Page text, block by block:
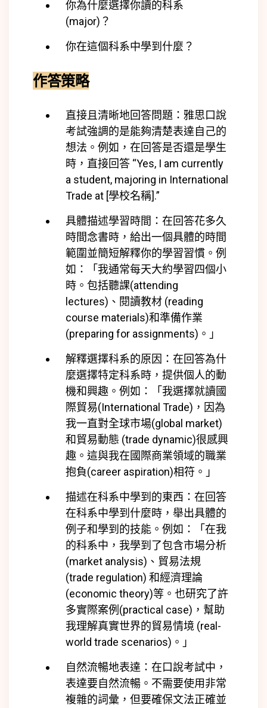
你為什麼選擇你讀的科系
(major)？
你在這個科系中學到什麼？
作答策略
直接且清晰地回答問題：雅思口說
考試強調的是能夠清楚表達自己的
想法。例如，在回答是否還是學生
時，直接回答 “Yes, I am currently
a student, majoring in International
Trade at [學校名稱].”
具體描述學習時間：在回答花多久
時間念書時，給出一個具體的時間
範圍並簡短解釋你的學習習慣。例
如：「我通常每天大約學習四個小
時。包括聽課(attending
lectures)、閱讀教材 (reading
course materials)和準備作業
(preparing for assignments)。」
解釋選擇科系的原因：在回答為什
麼選擇特定科系時，提供個人的動
機和興趣。例如：「我選擇就讀國
際貿易(International Trade)，因為
我一直對全球市場(global market)
和貿易動態 (trade dynamic)很感興
趣。這與我在國際商業領域的職業
抱負(career aspiration)相符。」
描述在科系中學到的東西：在回答
在科系中學到什麼時，舉出具體的
例子和學到的技能。例如：「在我
的科系中，我學到了包含市場分析
(market analysis)、貿易法規
(trade regulation) 和經濟理論
(economic theory)等。也研究了許
多實際案例(practical case)，幫助
我理解真實世界的貿易情境 (real-
world trade scenarios)。」
自然流暢地表達：在口說考試中，
表達要自然流暢。不需要使用非常
複雜的詞彙，但要確保文法正確並